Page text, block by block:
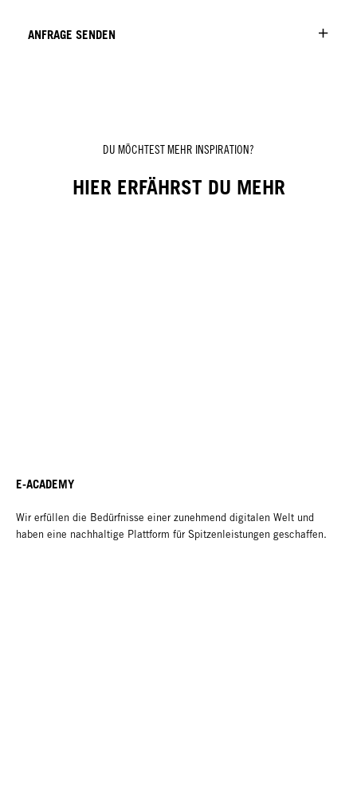
ANFRAGE SENDEN
DU MÖCHTEST MEHR INSPIRATION?
HIER ERFÄHRST DU MEHR
E-ACADEMY
Wir erfüllen die Bedürfnisse einer zunehmend digitalen Welt und
haben eine nachhaltige Plattform für Spitzenleistungen geschaffen.